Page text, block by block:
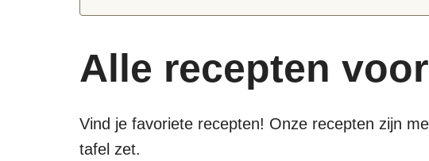
Alle recepten
Vind je favoriete recepten! Onze recepten zijn
tafel zet.